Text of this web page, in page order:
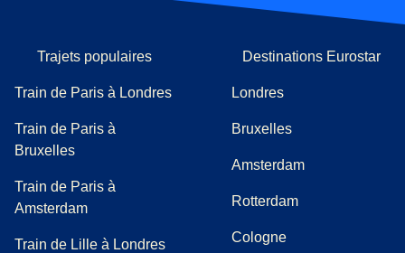
Trajets populaires
Train de Paris à Londres
Train de Paris à
Bruxelles
Train de Paris à
Amsterdam
Train de Lille à Londres
Destinations Eurostar
Londres
Bruxelles
Amsterdam
Rotterdam
Cologne